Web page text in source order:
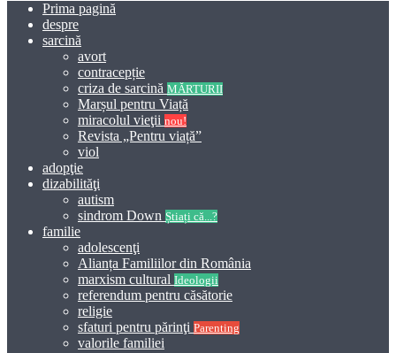
Prima pagină
despre
sarcină
avort
contracepție
criza de sarcină MĂRTURII
Marșul pentru Viață
miracolul vieţii nou!
Revista „Pentru viață”
viol
adopţie
dizabilităţi
autism
sindrom Down Știați că...?
familie
adolescenţi
Alianța Familiilor din România
marxism cultural Ideologii
referendum pentru căsătorie
religie
sfaturi pentru părinţi Parenting
valorile familiei